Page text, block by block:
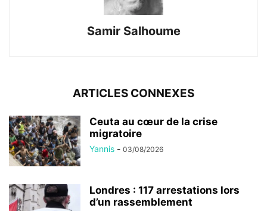
Samir Salhoume
ARTICLES CONNEXES
Ceuta au cœur de la crise
migratoire
Yannis - 03/08/2026
Londres : 117 arrestations lors
d’un rassemblement